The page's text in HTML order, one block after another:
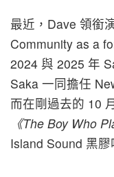
最近，Dave 領銜
Community as a
2024 與 2025 年
Saka 一同擔任
而在剛過去的 10
《The Boy Who
Island Sound 黑膠